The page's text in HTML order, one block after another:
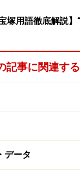
宝塚用語徹底解説
記事に関連す
データ